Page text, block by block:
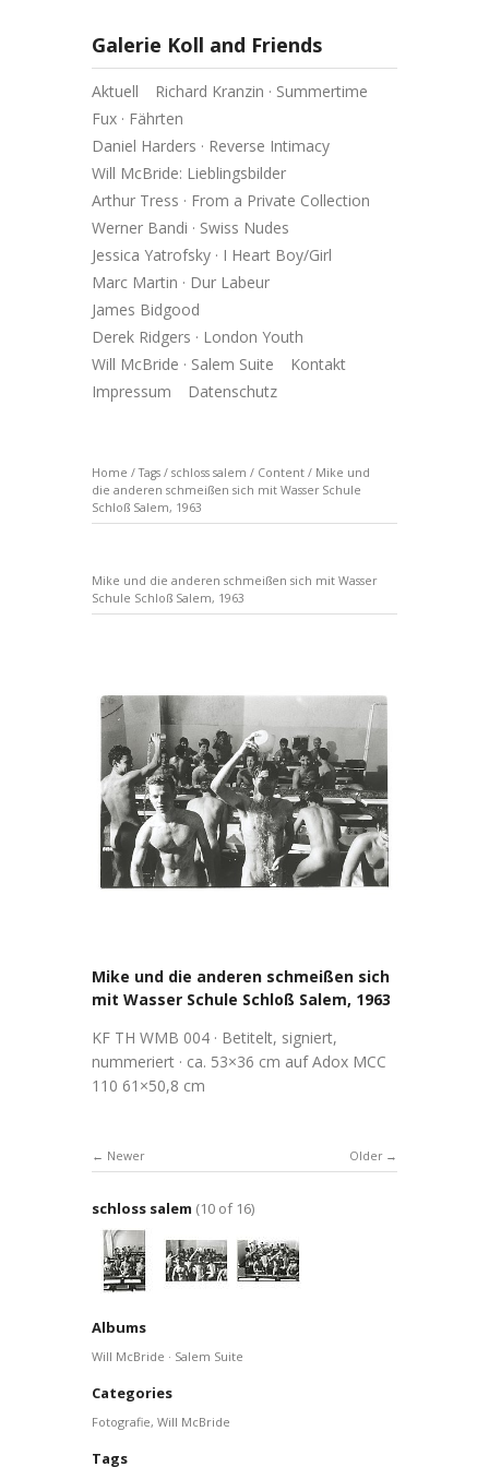
Galerie Koll and Friends
Aktuell
Richard Kranzin · Summertime
Fux · Fährten
Daniel Harders · Reverse Intimacy
Will McBride: Lieblingsbilder
Arthur Tress · From a Private Collection
Werner Bandi · Swiss Nudes
Jessica Yatrofsky · I Heart Boy/Girl
Marc Martin · Dur Labeur
James Bidgood
Derek Ridgers · London Youth
Will McBride · Salem Suite
Kontakt
Impressum
Datenschutz
Home /Tags / schloss salem / Content / Mike und
die anderen schmeißen sich mit Wasser Schule
Schloß Salem, 1963
Mike und die anderen schmeißen sich mit Wasser
Schule Schloß Salem, 1963
Mike und die anderen schmeißen sich
mit Wasser Schule Schloß Salem, 1963
KF TH WMB 004 · Betitelt, signiert,
nummeriert · ca. 53×36 cm auf Adox MCC
110 61×50,8 cm
Older
Newer
schloss salem (10 of 16)
Albums
Will McBride · Salem Suite
Categories
Fotografie, Will McBride
Tags